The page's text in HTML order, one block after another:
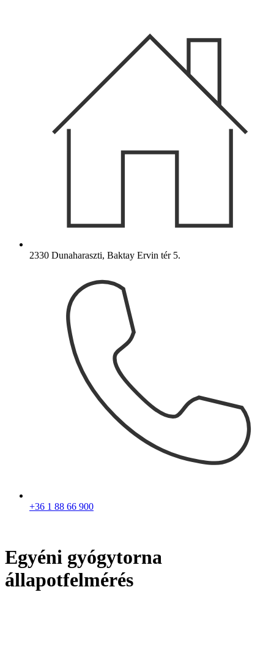
2330 Dunaharaszti, Baktay Ervin tér 5.
+36 1 88 66 900
Egyéni gyógytorna
állapotfelmérés